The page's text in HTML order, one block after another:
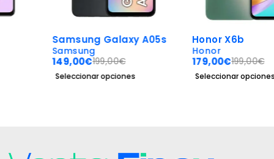
Samsung Galaxy A05s
199,00€
Seleccionar opciones
-10%
Honor X6b
199,00€
Seleccionar opciones